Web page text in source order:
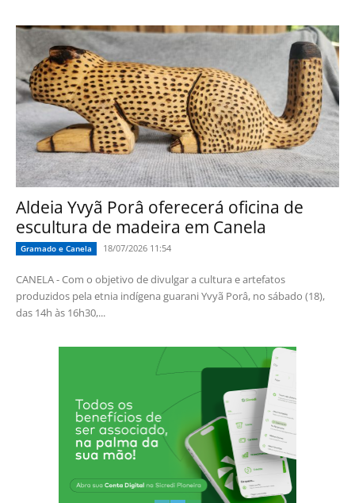
Aldeia Yvyã Porâ oferecerá oficina de
escultura de madeira em Canela
Gramado e Canela 18/07/2026 11:54
CANELA - Com o objetivo de divulgar a cultura e artefatos
produzidos pela etnia indígena guarani Yvyã Porâ, no sábado (18),
das 14h às 16h30,...